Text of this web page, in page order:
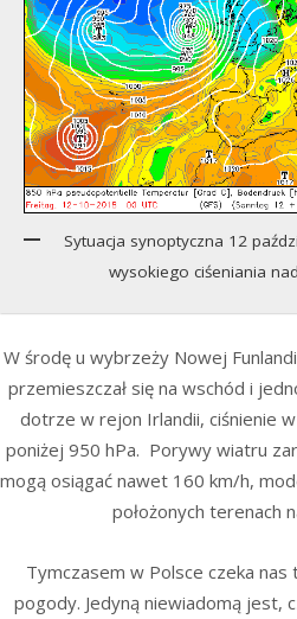
Sytuacja synoptyczna 12
wysokiego ciśeniania
W środę u wybrzeży Nowej
przemieszczał się na wschód i
dotrze w rejon Irlandii, ciśnienie
poniżej 950 hPa. Porywy wiatru
mogą osiągać nawet 160 km/h,
położonych terenach
Tymczasem w Polsce czeka
pogody. Jedyną niewiadomą jest,